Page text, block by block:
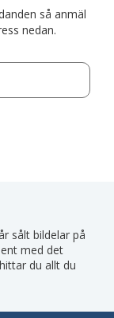
så anmäl
nedan.
sålt bildelar på
med det
du allt du